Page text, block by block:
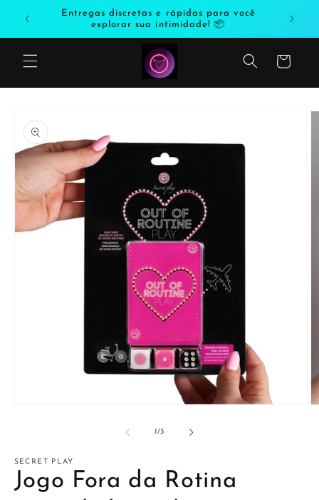
para o
Entregas discretas e rápidas para você
explorar sua intimidade! 📦
Carrinho
informação
do produto
modal
1/de
3
SECRET PLAY
Jogo Fora da Rotina